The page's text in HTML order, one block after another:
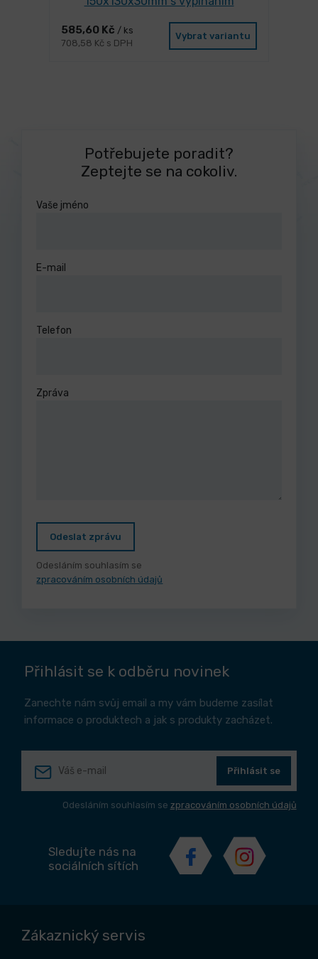
585,60 Kč / ks
708,58 Kč s DPH
Vybrat variantu
Potřebujete poradit?
Zeptejte se na cokoliv.
Vaše jméno
E-mail
Telefon
Zpráva
Odeslat zprávu
Odesláním souhlasím se
zpracováním osobních údajů
Přihlásit se k odběru novinek
Zanechte nám svůj email a my vám budeme zasílat
informace o produktech a jak s produkty zacházet.
Přihlásit se
Odesláním souhlasím se zpracováním osobních údajů
Sledujte nás na
sociálních sítích
Zákaznický servis